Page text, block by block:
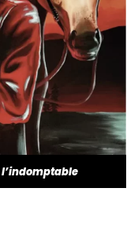
l’indomptable